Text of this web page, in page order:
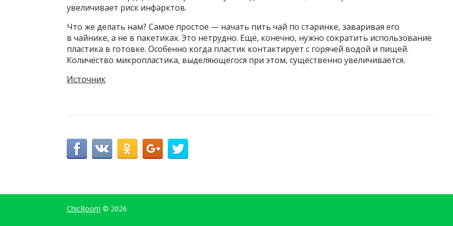
увеличивает риск инфарктов.
Что же делать нам? Самое простое — начать пить чай по старинке, заваривая его
в чайнике, а не в пакетиках. Это нетрудно. Ещё, конечно, нужно сократить использование
пластика в готовке. Особенно когда пластик контактирует с горячей водой и пищей.
Количество микропластика, выделяющегося при этом, существенно увеличивается.
Источник
ChicRoom © 2026